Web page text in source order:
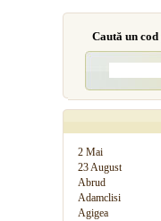
Caută un cod
2 Mai
23 August
Abrud
Adamclisi
Agigea